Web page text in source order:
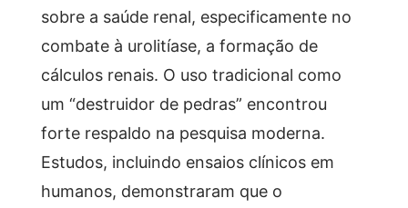
sobre a saúde renal, especificamente no
combate à urolitíase, a formação de
cálculos renais. O uso tradicional como
um “destruidor de pedras” encontrou
forte respaldo na pesquisa moderna.
Estudos, incluindo ensaios clínicos em
humanos, demonstraram que o